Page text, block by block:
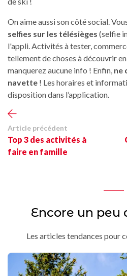
On aime aussi son côté social.
selfies sur les télésièges (selfie
l'appli. Activités à tester,
tellement de choses à découvrir
manquerez aucune info ! Enfin, ne
navette ! Les horaires et
disposition dans l’application.
Article précédent
Top 3 des activités à
faire en famille
Encore un peu
Les articles tendances pour